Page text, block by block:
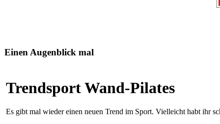
Einen Augenblick mal
Trendsport Wand-Pilates
Es gibt mal wieder einen neuen Trend im Sport. Vielleicht habt ihr